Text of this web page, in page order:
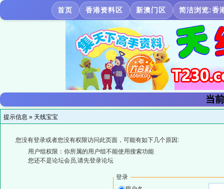
首页 香港资料区 新澳门区 简洁浏览:香
当
提示信息 » 天线宝宝
您没有登录或者您没有权限访问此页面，可能有如下几个原因:
用户组权限：你所属的用户组不能使用搜索功能
您还不是论坛会员,请先登录论坛
登录